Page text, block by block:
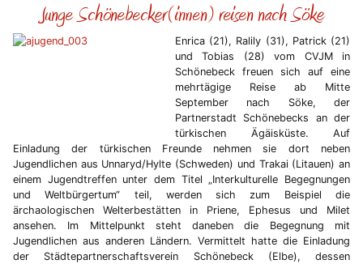
Junge Schönebecker(innen) reisen nach Söke
Enrica (21), Ralily (31), Patrick (21)
und Tobias (28) vom CVJM in
Schönebeck freuen sich auf eine
mehrtägige Reise ab Mitte
September nach Söke, der
Partnerstadt Schönebecks an der
türkischen Ägäisküste. Auf
Einladung der türkischen Freunde nehmen sie dort neben
Jugendlichen aus Unnaryd/Hylte (Schweden) und Trakai (Litauen) an
einem Jugendtreffen unter dem Titel „Interkulturelle Begegnungen
und Weltbürgertum“ teil, werden sich zum Beispiel die
ärchaologischen Welterbestätten in Priene, Ephesus und Milet
ansehen. Im Mittelpunkt steht daneben die Begegnung mit
Jugendlichen aus anderen Ländern. Vermittelt hatte die Einladung
der Städtepartnerschaftsverein Schönebeck (Elbe), dessen